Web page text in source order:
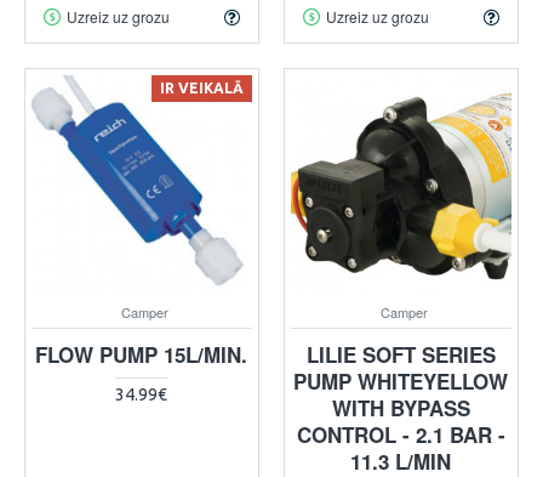
Uzreiz uz grozu Uzreiz uz grozu
IR VEIKALĀ
Camper
FLOW PUMP 15L/MIN.
34.99€
Camper
LILIE SOFT SERIES
PUMP WHITEYELLOW
WITH BYPASS
CONTROL - 2.1 BAR -
11.3 L/MIN